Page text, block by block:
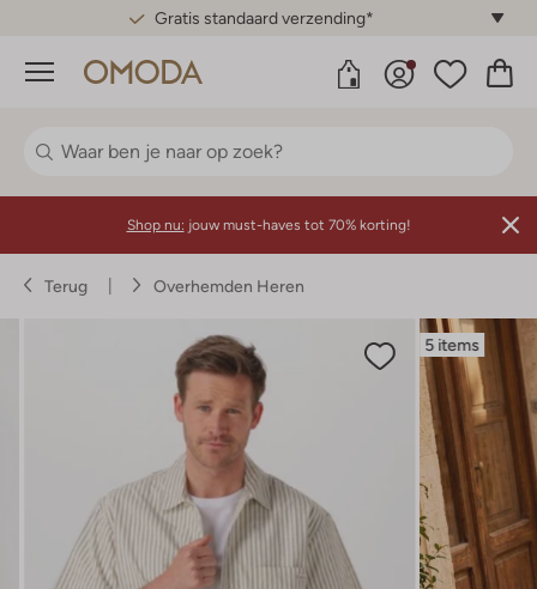
Gratis standaard verzending*
Menu
Shop nu: jouw must-haves tot 70% korting!
Terug Overhemden Heren
5 items